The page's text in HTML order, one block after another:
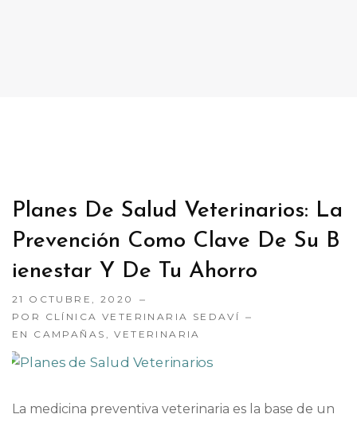
Planes De Salud Veterinarios: La
Prevención Como Clave De Su B
Ienestar Y De Tu Ahorro
21 OCTUBRE, 2020
POR CLÍNICA VETERINARIA SEDAVÍ
EN CAMPAÑAS ,VETERINARIA
La medicina preventiva veterinaria es la base de un